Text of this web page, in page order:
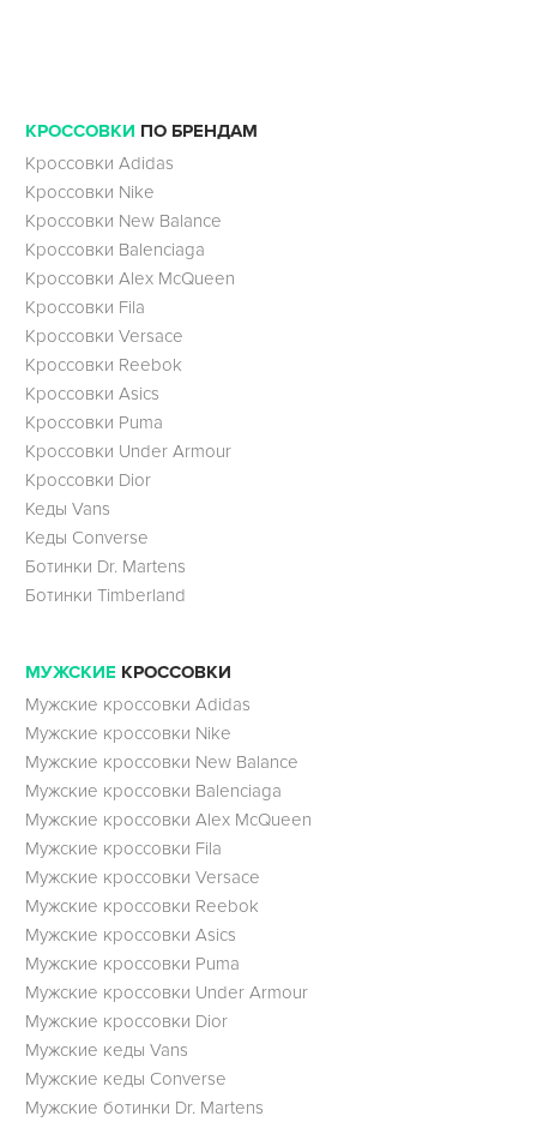
КРОССОВКИ ПО БРЕНДАМ
Кроссовки Adidas
Кроссовки Nike
Кроссовки New Balance
Кроссовки Balenciaga
Кроссовки Alex McQueen
Кроссовки Fila
Кроссовки Versace
Кроссовки Reebok
Кроссовки Asics
Кроссовки Puma
Кроссовки Under Armour
Кроссовки Dior
Кеды Vans
Кеды Converse
Ботинки Dr. Martens
Ботинки Timberland
МУЖСКИЕ КРОССОВКИ
Мужские кроссовки Adidas
Мужские кроссовки Nike
Мужские кроссовки New Balance
Мужские кроссовки Balenciaga
Мужские кроссовки Alex McQueen
Мужские кроссовки Fila
Мужские кроссовки Versace
Мужские кроссовки Reebok
Мужские кроссовки Asics
Мужские кроссовки Puma
Мужские кроссовки Under Armour
Мужские кроссовки Dior
Мужские кеды Vans
Мужские кеды Converse
Мужские ботинки Dr. Martens